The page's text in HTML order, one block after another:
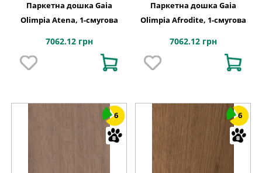
Паркетна дошка Gaia
Olimpia Atena, 1-смугова
7062.12 грн
Паркетна дошка Gaia
Olimpia Afrodite, 1-смугова
7062.12 грн
6 6